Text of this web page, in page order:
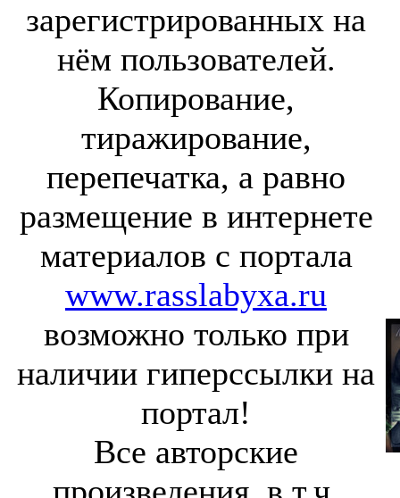
зарегистрированных на
нём пользователей.
Копирование,
тиражирование,
перепечатка, а равно
размещение в интернете
материалов с портала
www.rasslabyxa.ru
возможно только при
наличии гиперссылки на
портал!
Все авторские